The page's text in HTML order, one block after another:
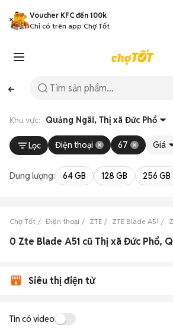
Voucher KFC đến 100k
Chỉ có trên app Chợ Tốt
Khu vực: Quảng Ngãi, Thị xã Đức Phổ
Lọc Điện thoại 67 Giá
Dung lượng: 64 GB 128 GB 256 GB
Chợ Tốt Điện thoại ZTE ZTE Blade A51
0 Zte Blade A51 cũ Thị xã Đức Phổ,
Siêu thị điện tử
Tin có video